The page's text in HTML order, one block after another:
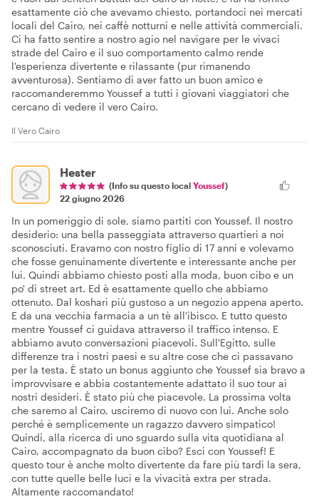
esattamente ciò che avevamo chiesto, portandoci nei mercati
locali del Cairo, nei caffè notturni e nelle attività commerciali.
Ci ha fatto sentire a nostro agio nel navigare per le vivaci
strade del Cairo e il suo comportamento calmo rende
l'esperienza divertente e rilassante (pur rimanendo
avventurosa). Sentiamo di aver fatto un buon amico e
raccomanderemmo Youssef a tutti i giovani viaggiatori che
cercano di vedere il vero Cairo.
Il Vero Cairo
Hester
(Info su questo local Youssef)
22 giugno 2026
In un pomeriggio di sole, siamo partiti con Youssef. Il nostro
desiderio: una bella passeggiata attraverso quartieri a noi
sconosciuti. Eravamo con nostro figlio di 17 anni e volevamo
che fosse genuinamente divertente e interessante anche per
lui. Quindi abbiamo chiesto posti alla moda, buon cibo e un
po' di street art. Ed è esattamente quello che abbiamo
ottenuto. Dal koshari più gustoso a un negozio appena aperto.
E da una vecchia farmacia a un tè all'ibisco. E tutto questo
mentre Youssef ci guidava attraverso il traffico intenso. E
abbiamo avuto conversazioni piacevoli. Sull'Egitto, sulle
differenze tra i nostri paesi e su altre cose che ci passavano
per la testa. È stato un bonus aggiunto che Youssef sia bravo a
improvvisare e abbia costantemente adattato il suo tour ai
nostri desideri. È stato più che piacevole. La prossima volta
che saremo al Cairo, usciremo di nuovo con lui. Anche solo
perché è semplicemente un ragazzo davvero simpatico!
Quindi, alla ricerca di uno sguardo sulla vita quotidiana al
Cairo, accompagnato da buon cibo? Esci con Youssef! E
questo tour è anche molto divertente da fare più tardi la sera,
con tutte quelle belle luci e la vivacità extra per strada.
Altamente raccomandato!